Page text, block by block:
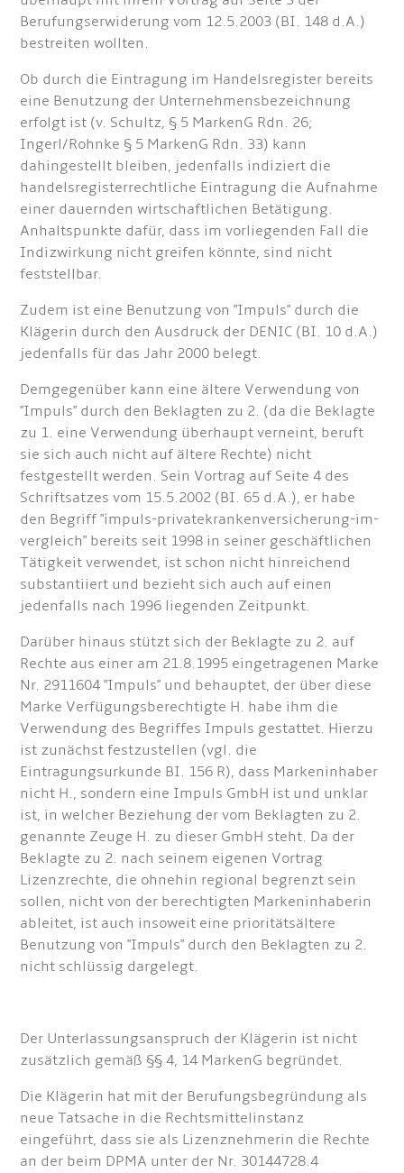
Berufungserwiderung vom 12.5.2003 (BI. 148 d.A.)
bestreiten wollten.
Ob durch die Eintragung im Handelsregister bereits
eine Benutzung der Unternehmensbezeichnung
erfolgt ist (v. Schultz, § 5 MarkenG Rdn. 26;
Ingerl/Rohnke § 5 MarkenG Rdn. 33) kann
dahingestellt bleiben, jedenfalls indiziert die
handelsregisterrechtliche Eintragung die Aufnahme
einer dauernden wirtschaftlichen Betätigung.
Anhaltspunkte dafür, dass im vorliegenden Fall die
Indizwirkung nicht greifen könnte, sind nicht
feststellbar.
Zudem ist eine Benutzung von "Impuls" durch die
Klägerin durch den Ausdruck der DENIC (BI. 10 d.A.)
jedenfalls für das Jahr 2000 belegt.
Demgegenüber kann eine ältere Verwendung von
"Impuls" durch den Beklagten zu 2. (da die Beklagte
zu 1. eine Verwendung überhaupt verneint, beruft
sie sich auch nicht auf ältere Rechte) nicht
festgestellt werden. Sein Vortrag auf Seite 4 des
Schriftsatzes vom 15.5.2002 (BI. 65 d.A.), er habe
den Begriff "impuls-privatekrankenversicherung-im-
vergleich" bereits seit 1998 in seiner geschäftlichen
Tätigkeit verwendet, ist schon nicht hinreichend
substantiiert und bezieht sich auch auf einen
jedenfalls nach 1996 liegenden Zeitpunkt.
Darüber hinaus stützt sich der Beklagte zu 2. auf
Rechte aus einer am 21.8.1995 eingetragenen Marke
Nr. 2911604 "Impuls" und behauptet, der über diese
Marke Verfügungsberechtigte H. habe ihm die
Verwendung des Begriffes Impuls gestattet. Hierzu
ist zunächst festzustellen (vgl. die
Eintragungsurkunde BI. 156 R), dass Markeninhaber
nicht H., sondern eine Impuls GmbH ist und unklar
ist, in welcher Beziehung der vom Beklagten zu 2.
genannte Zeuge H. zu dieser GmbH steht. Da der
Beklagte zu 2. nach seinem eigenen Vortrag
Lizenzrechte, die ohnehin regional begrenzt sein
sollen, nicht von der berechtigten Markeninhaberin
ableitet, ist auch insoweit eine prioritätsältere
Benutzung von "Impuls" durch den Beklagten zu 2.
nicht schlüssig dargelegt.
Der Unterlassungsanspruch der Klägerin ist nicht
zusätzlich gemäß §§ 4, 14 MarkenG begründet.
Die Klägerin hat mit der Berufungsbegründung als
neue Tatsache in die Rechtsmittelinstanz
eingeführt, dass sie als Lizenznehmerin die Rechte
an der beim DPMA unter der Nr. 30144728.4